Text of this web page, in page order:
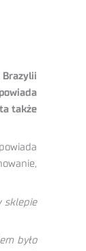
także
sklepie
było